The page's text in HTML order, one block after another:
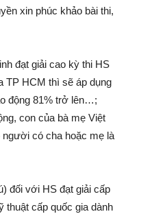
xin phúc khảo bài thi,
đạt giải cao kỳ thi HS
TP HCM thì sẽ áp dụng
động 81% trở lên…;
con của bà mẹ Việt
có cha hoặc mẹ là
đối với HS đạt giải cấp
thuật cấp quốc gia dành